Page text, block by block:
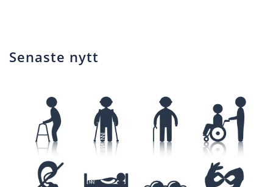
Senaste nytt